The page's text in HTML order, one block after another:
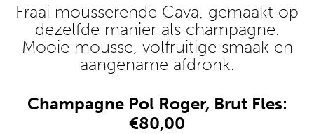
Fraai mousserende Cava, gemaakt op
dezelfde manier als champagne.
Mooie mousse, volfruitige smaak en
aangename afdronk.
Champagne Pol Roger, Brut Fles:
€80,00